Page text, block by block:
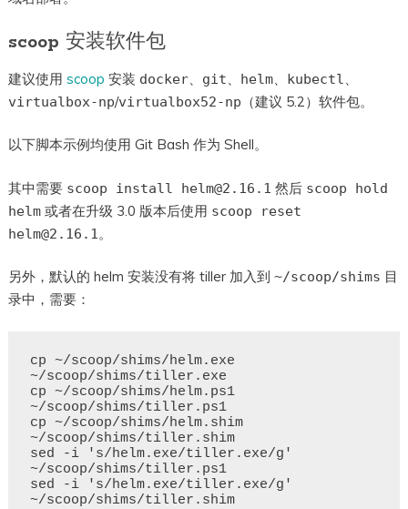
scoop 安装软件包
建议使用 scoop 安装 docker、 git helm、 kubectl
virtualbox-np/virtualbox52-np （建议 5.2）软件包。
以下脚本示例均使用 Git Bash 作为 Shell。
其中需要 scoop install helm@2.16.1 然后 scoop hold
helm或者在升级 3.0 版本后使用 scoop reset
helm@2.16.1 。
另外，默认的 helm 安装没有将 tiller 加入到 ~/scoop/shims 目
录中，需要：
cp ~/scoop/shims/helm.exe
~/scoop/shims/tiller.exe
cp ~/scoop/shims/helm.ps1
~/scoop/shims/tiller.ps1
cp ~/scoop/shims/helm.shim
~/scoop/shims/tiller.shim
sed -i 's/helm.exe/tiller.exe/g'
~/scoop/shims/tiller.ps1
sed -i 's/helm.exe/tiller.exe/g'
~/scoop/shims/tiller.shim